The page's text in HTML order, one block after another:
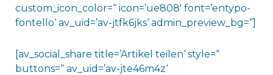
custom_icon_color=“ icon=’ue808′ font=’entypo-
fontello‘ av_uid=’av-jtfk6jks‘ admin_preview_bg=“]
[av_social_share title=’Artikel teilen‘ style=“
buttons=“ av_uid=’av-jte46m4z‘